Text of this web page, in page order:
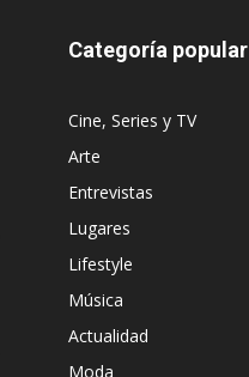
Categoría popular
Cine, Series y TV
Arte
Entrevistas
Lugares
Lifestyle
Música
Actualidad
Moda